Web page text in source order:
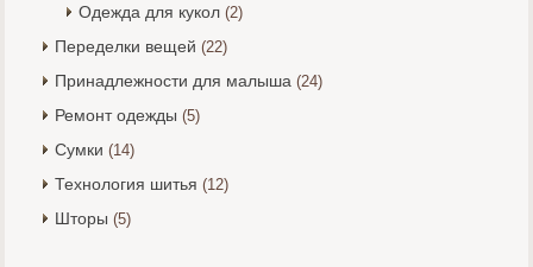
Одежда для кукол (2)
Переделки вещей (22)
Принадлежности для малыша (24)
Ремонт одежды (5)
Сумки (14)
Технология шитья (12)
Шторы (5)